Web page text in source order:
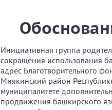
Инициативная группа
сокращения использования
адрес Благотворительного
Миякинский район
муниципалитете
продвижения башкирского